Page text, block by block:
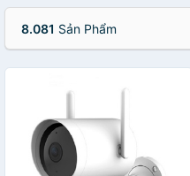
8.081 Sản Phẩm